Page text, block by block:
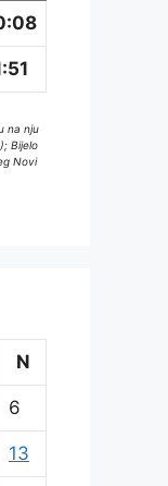
na nju
Bijelo
Novi
N
6
13